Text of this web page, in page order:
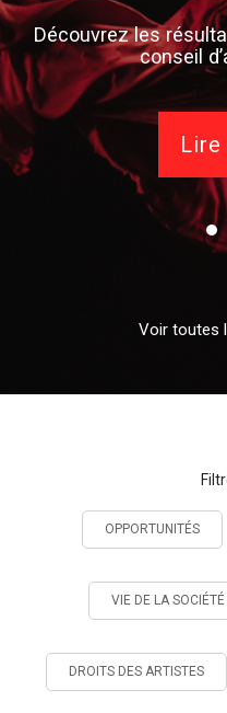
Découvrez les
conseil
Voir toutes
OPPORTUNITÉS
VIE DE LA SOCIÉTÉ
DROITS DES ARTISTES